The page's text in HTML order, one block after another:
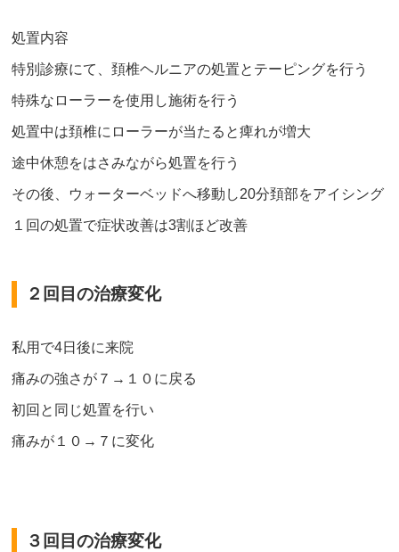
処置内容
特別診療にて、頚椎ヘルニアの処置とテーピングを行う
特殊なローラーを使用し施術を行う
処置中は頚椎にローラーが当たると痺れが増大
途中休憩をはさみながら処置を行う
その後、ウォーターベッドへ移動し20分頚部をアイシング
１回の処置で症状改善は3割ほど改善
２回目の治療変化
私用で4日後に来院
痛みの強さが７→１０に戻る
初回と同じ処置を行い
痛みが１０→７に変化
３回目の治療変化